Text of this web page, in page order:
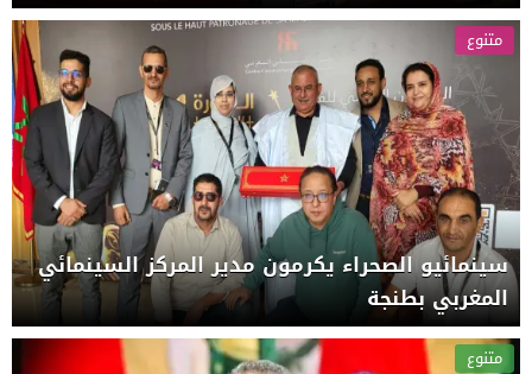
متنوع
سينمائيو الصحراء يكرمون مدير المركز السينمائي
المغربي بطنجة
متنوع